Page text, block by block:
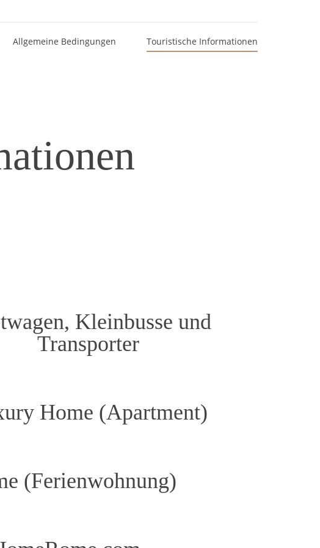
Allgemeine Bedingungen Touristische Informationen
Kleinbusse und
Transporter
Home (Apartment)
(Ferienwohnung)